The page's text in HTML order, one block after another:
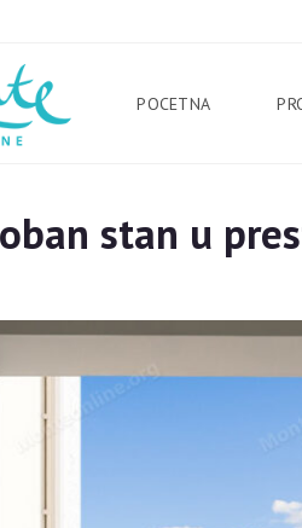
POCETNA
stan u